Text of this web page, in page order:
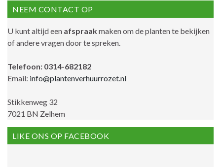
NEEM CONTACT OP
U kunt altijd een afspraakmaken om de planten te bekijken
of andere vragen door te spreken.
Telefoon: 0314-682182
Email: info@plantenverhuurrozet.nl
Stikkenweg 32
7021 BN Zelhem
LIKE ONS OP FACEBOOK